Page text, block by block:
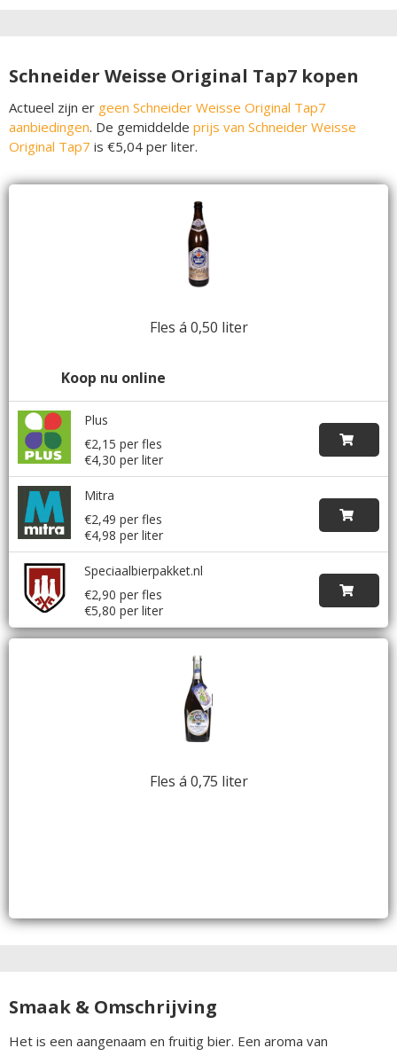
Schneider Weisse Original Tap7 kopen
Actueel zijn er geen Schneider Weisse Original Tap7
aanbiedingen. De gemiddelde prijs van Schneider Weisse
Original Tap7 is €5,04 per liter.
Fles á 0,50 liter
Koop nu online
Plus
€2,15 per fles
€4,30 per liter
Mitra
€2,49 per fles
€4,98 per liter
Speciaalbierpakket.nl
€2,90 per fles
€5,80 per liter
Fles á 0,75 liter
Smaak & Omschrijving
Het is een aangenaam en fruitig bier. Een aroma van